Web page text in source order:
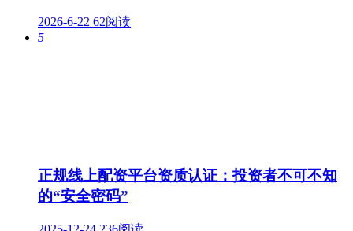
2026-6-22 62阅读
5
正规线上配资平台资质认证：投资者不可不知
的“安全密码”